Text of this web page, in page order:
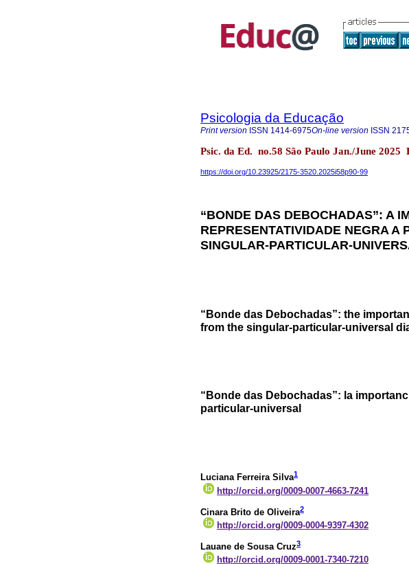
Psicologia da Educação
Print version ISSN 1414-6975On-line version ISSN
Psic. da Ed. no.58 São Paulo Jan./June 2025
https://doi.org/10.23925/2175-3520.2025i58p90-99
“BONDE DAS DEBOCHADAS”: A
REPRESENTATIVIDADE NEGRA A
SINGULAR-PARTICULAR-
“Bonde das Debochadas”: the
from the singular-particular-universal
“Bonde das Debochadas”: la
particular-universal
Luciana Ferreira Silva1
http://orcid.org/0009-0007-4663-7241
Cinara Brito de Oliveira2
http://orcid.org/0009-0004-9397-4302
Lauane de Sousa Cruz3
http://orcid.org/0009-0001-7340-7210